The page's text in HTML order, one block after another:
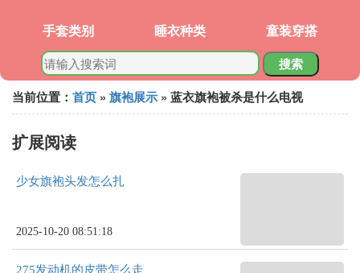
手套类别 睡衣种类 童装穿搭
搜索
当前位置： 首页 » 旗袍展示 » 蓝衣旗袍被杀是什么电视
扩展阅读
少女旗袍头发怎么扎
2025-10-20 08:51:18
275发动机的皮带怎么走